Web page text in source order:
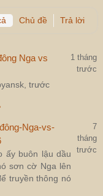
Chủ đề Trả lời
Nga vs
trước
1 tháng
trước
Nga-vs-
ấy buôn lậu dầu
sơn cờ Nga lên
truyền thông nó
7
tháng
trước